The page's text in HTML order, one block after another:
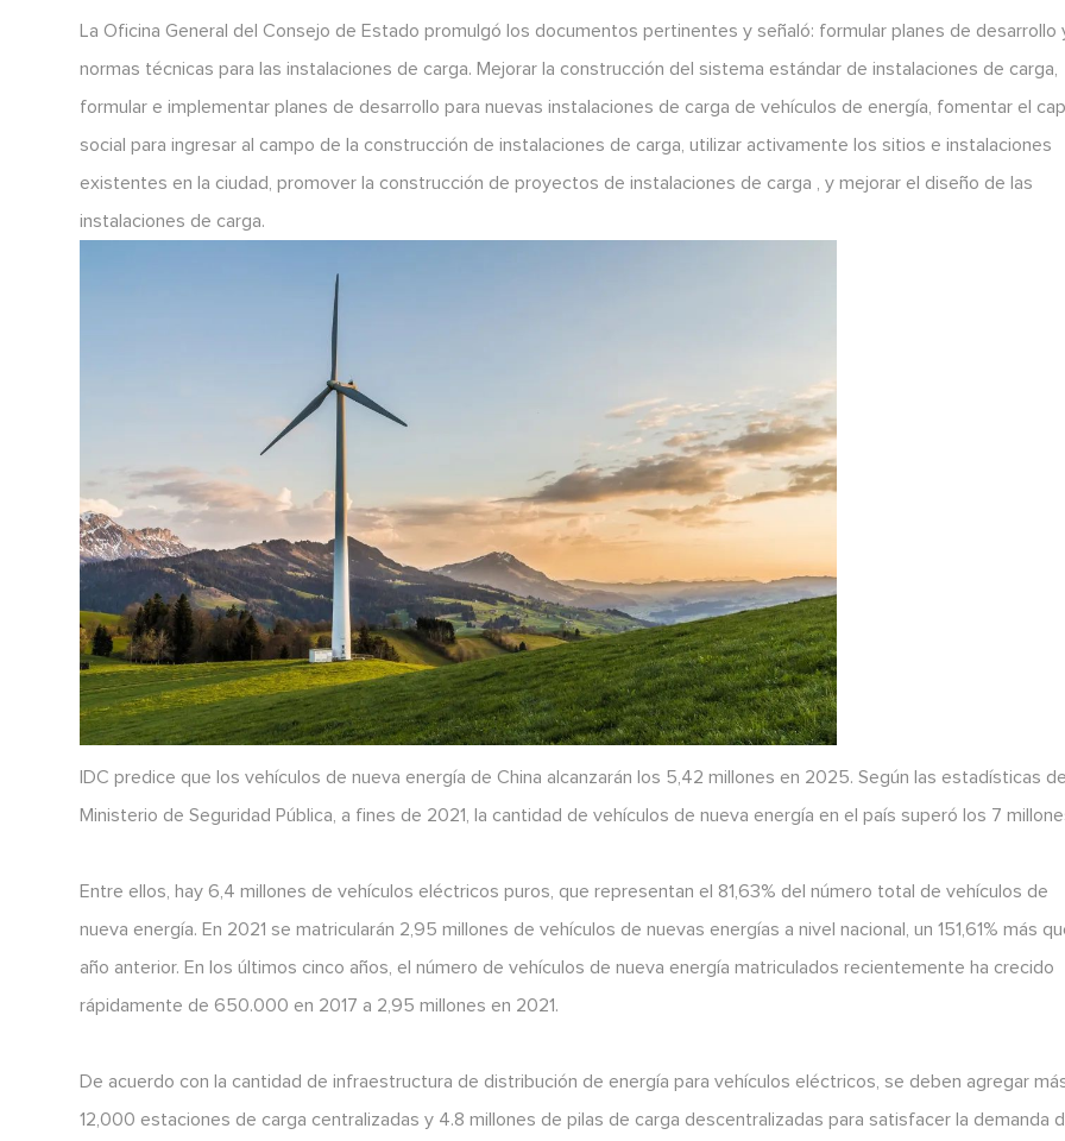
La Oficina General del Consejo de Estado promulgó los documentos pertinentes y señaló: formular planes de desarrollo
normas técnicas para las instalaciones de carga. Mejorar la construcción del sistema estándar de instalaciones de carga,
formular e implementar planes de desarrollo para nuevas instalaciones de carga de vehículos de energía, fomentar el
social para ingresar al campo de la construcción de instalaciones de carga, utilizar activamente los sitios e instalaciones
existentes en la ciudad, promover la construcción de proyectos de instalaciones de carga , y mejorar el diseño de las
instalaciones de carga.
IDC predice que los vehículos de nueva energía de China alcanzarán los 5,42 millones en 2025. Según las estadísticas
Ministerio de Seguridad Pública, a fines de 2021, la cantidad de vehículos de nueva energía en el país superó los 7
Entre ellos, hay 6,4 millones de vehículos eléctricos puros, que representan el 81,63% del número total de vehículos de
nueva energía. En 2021 se matricularán 2,95 millones de vehículos de nuevas energías a nivel nacional, un 151,61% más
año anterior. En los últimos cinco años, el número de vehículos de nueva energía matriculados recientemente ha crecido
rápidamente de 650.000 en 2017 a 2,95 millones en 2021.
De acuerdo con la cantidad de infraestructura de distribución de energía para vehículos eléctricos, se deben agregar
12,000 estaciones de carga centralizadas y 4.8 millones de pilas de carga descentralizadas para satisfacer la demanda